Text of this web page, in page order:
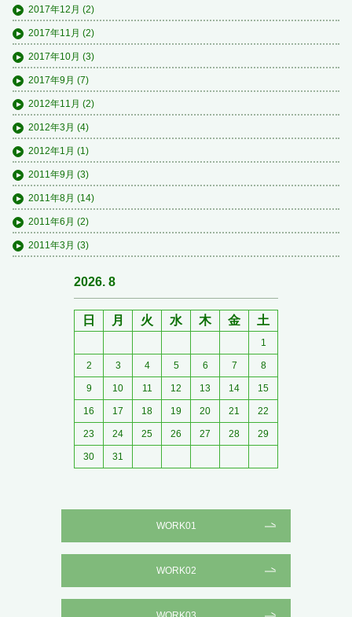
2017年12月 (2)
2017年11月 (2)
2017年10月 (3)
2017年9月 (7)
2012年11月 (2)
2012年3月 (4)
2012年1月 (1)
2011年9月 (3)
2011年8月 (14)
2011年6月 (2)
2011年3月 (3)
2026. 8
日 月 火 水 木 金 土
1
2 3 4 5 6 7 8
9 10 11 12 13 14 15
16 17 18 19 20 21 22
23 24 25 26 27 28 29
30 31
WORK01
WORK02